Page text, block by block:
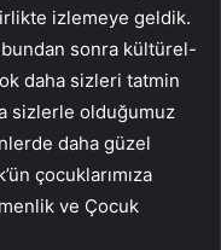
izlemeye geldik.
sonra kültürel-
daha sizleri tatmin
sizlerle olduğumuz
daha güzel
çocuklarımıza
ve Çocuk